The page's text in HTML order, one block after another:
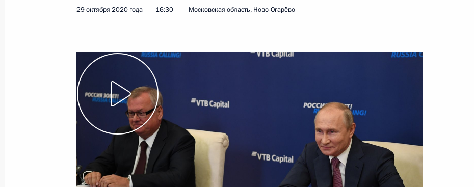
отрасли
2 ноября 2020 года, 15:40
Встреча с финалистами конкурса «Большая перемена»
2 ноября 2020 года, 14:45 Московская область, Ново-Огарёво
30 октября 2020 года, пятница
29 октября 2020 года 16:30 Московская область, Ново-Огарёво